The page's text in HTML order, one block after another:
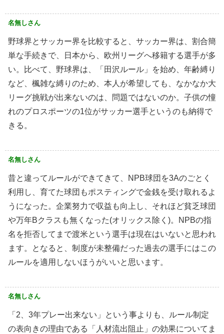
名無しさん
野球界とサッカー界を比較すると、サッカー界は、割合簡
単な手続きで、日本から、欧州リーグへ移籍する選手が多
い。比べて、野球界は、「田沢ルール」を始め、年齢縛り
など、楓雑な縛りのため、本人が希望しても、なかなか大
リーグ挑戦が出来ないのは、問題ではないのか。子供の憧
れのプロスポーツの1位がサッカー選手というのも納得で
きる。
名無しさん
昔と違ってルールができてきて、NPB球団を3Aのごとく
利用し、育てた球団もポスティングで金銭を受け取れるよ
うになった。企業努力で収益も向上し、それほど貧乏球団
や万年Bクラスも無くなった(オリックス除く)。NPBの指
名を拒否してまで渡米という選手は現在はいないと思われ
ます。となると、制度が未整備だった過去の選手にはこの
ルールを適用しないほうがいいと思います。
名無しさん
「2、3年プレー出来ない」という事よりも、ルール制定
の表向きの理由である「人材流出阻止」の効果についてま